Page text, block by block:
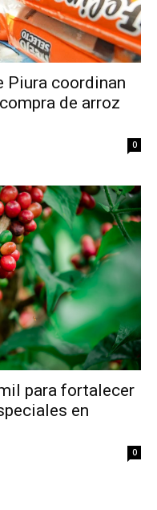
Piura coordinan
de arroz
0
para fortalecer
en
0